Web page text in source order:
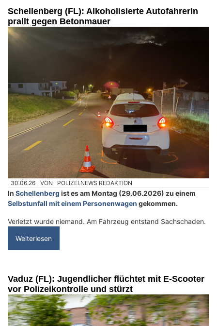
Schellenberg (FL): Alkoholisierte Autofahrerin
prallt gegen Betonmauer
30.06.26 VON POLIZEI.NEWS REDAKTION
In Schellenberg ist es am Montag (29.06.2026) zu einem
Selbstunfall mit einem Personenwagen gekommen.
Verletzt wurde niemand. Am Fahrzeug entstand Sachschaden.
Weiterlesen
Vaduz (FL): Jugendlicher flüchtet mit E-Scooter
vor Polizeikontrolle und stürzt